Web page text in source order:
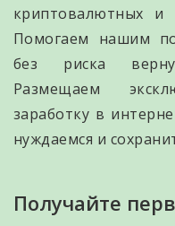
криптовалютных и
Помогаем нашим
без риска
Размещаем
заработку в
нуждаемся и
Получайте